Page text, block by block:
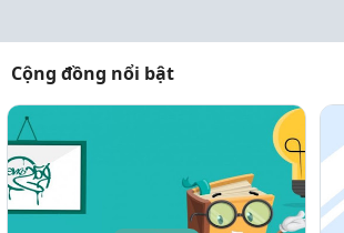
Cộng đồng nổi bật